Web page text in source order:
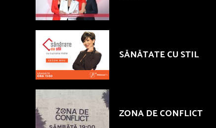
SĂNĂTATE CU STIL
ZONA DE CONFLICT